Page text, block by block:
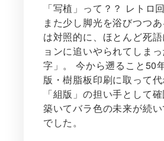
「写植」って？？ レトロ
また少し脚光を浴びつつ
は対照的に、ほとんど死
ョンに追いやられてしま
字」。 今から遡ること50
版・樹脂板印刷に取って
「組版」の担い手として
築いてバラ色の未来が続
でした。